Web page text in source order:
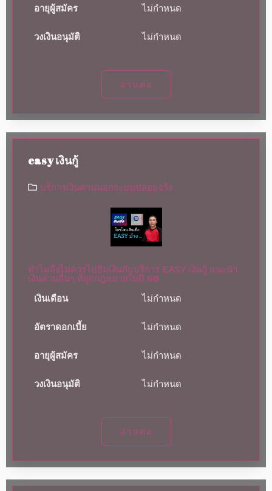
อายุผู้สมัคร ไม่กำหนด
วงเงินอนุมัติ ไม่กำหนด
อ่านต่อ
easy เงินกู้
บริการเงินด่วนนอกระบบปล่อยจริง
ทำไมถึงไม่ควรไปยืมเงินกับบริการ EASY เงินกู้ แนะนำ
เงินด่วนอื่นๆ ที่ถูกกฎหมายในปี 68
เงินเดือน
ไม่กำหนด
อัตราดอกเบี้ย ไม่กำหนด
อายุผู้สมัคร ไม่กำหนด
วงเงินอนุมัติ ไม่กำหนด
อ่านต่อ